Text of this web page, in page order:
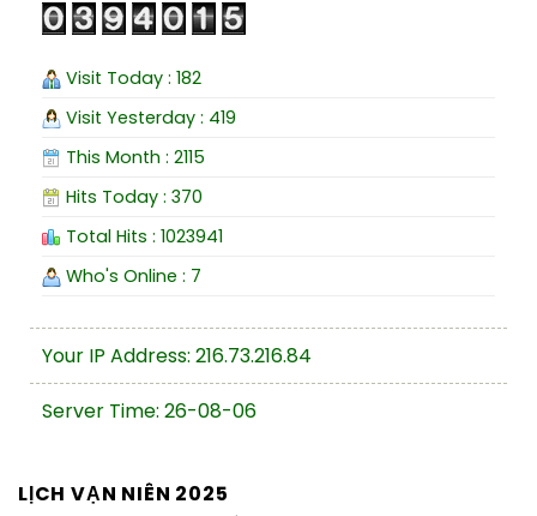
Visit Today : 182
Visit Yesterday : 419
This Month : 2115
Hits Today : 370
Total Hits : 1023941
Who's Online : 7
Your IP Address: 216.73.216.84
Server Time: 26-08-06
LỊCH VẠN NIÊN 2025